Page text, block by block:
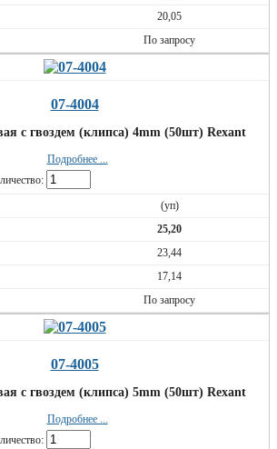
20,05
По запросу
07-4004
с гвоздем (клипса) 4mm (50шт) Rexant
Подробнее ...
(уп)
25,20
23,44
17,14
По запросу
07-4005
с гвоздем (клипса) 5mm (50шт) Rexant
Подробнее ...